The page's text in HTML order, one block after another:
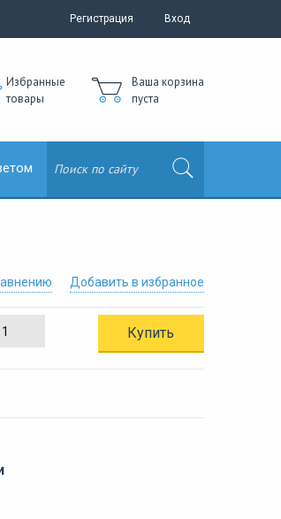
Регистрация Вход
Избранные
товары
Ваша корзина
пуста
Добавить в избранное
Купить